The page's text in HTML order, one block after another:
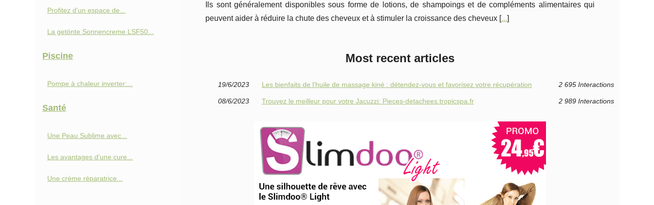
Ils sont généralement disponibles sous forme de lotions, de shampoings et de compléments alimentaires qui
peuvent aider à réduire la chute des cheveux et à stimuler la croissance des cheveux [ ...
Most recent articles
19/6/2023 Les bienfaits de l'huile de massage kiné : détendez-vous et favorisez votre récupération 2 695 Interactions
08/6/2023 Trouvez le meilleur pour votre Jacuzzi: Pieces-detachees.tropicspa.fr 2 989 Interactions
Profitez d'un espace de...
La getönte Sonnencreme LSF50...
Piscine
Pompe à chaleur inverter:...
Santé
Une Peau Sublime avec...
Les avantages d'une cure...
Une crème réparatrice...